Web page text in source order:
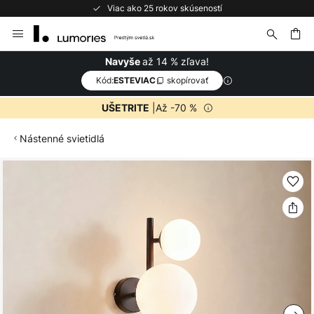
Viac ako 25 rokov skúseností
to
Navyšeaž 14 % zľava!
Kód:ESTEVIAC skopírovať
UŠETRITE |Až -70 %
Nástenné svietidlá